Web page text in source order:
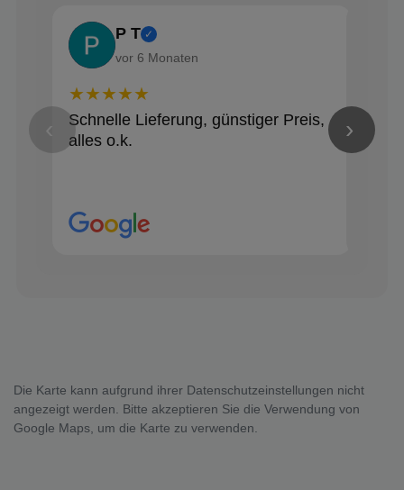
P T ✓
vor 6 Monaten
★★★★★
Schnelle Lieferung, günstiger Preis,
alles o.k.
›
Die Karte kann aufgrund ihrer Datenschutzeinstellungen nicht
angezeigt werden. Bitte akzeptieren Sie die Verwendung von
Google Maps, um die Karte zu verwenden.